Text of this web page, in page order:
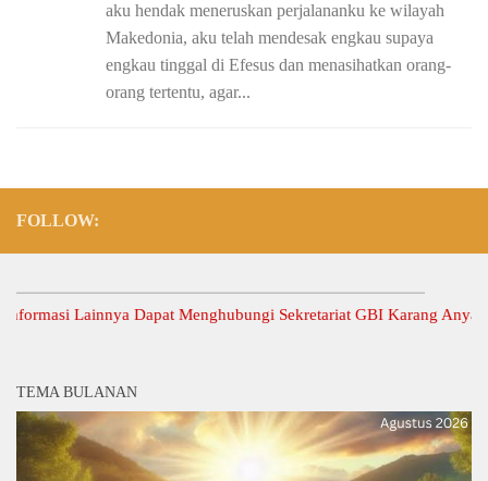
aku hendak meneruskan perjalananku ke wilayah
Makedonia, aku telah mendesak engkau supaya
engkau tinggal di Efesus dan menasihatkan orang-
orang tertentu, agar...
FOLLOW:
Lainnya Dapat Menghubungi Sekretariat GBI Karang Anyar.
TEMA BULANAN